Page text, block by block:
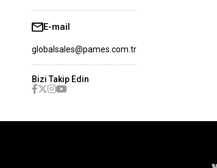
E-mail
globalsales@pames.com.tr
Bizi Takip Edin